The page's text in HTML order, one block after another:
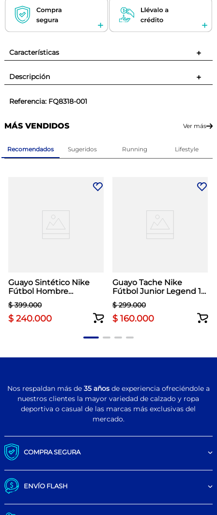
Características +
Descripción +
Referencia: FQ8318-001
MÁS VENDIDOS Ver más
Recomendados Sugeridos Running Lifestyle
Guayo Sintético Nike
Fútbol Hombre
Phantom GX II Verde
$ 399.000
$ 240.000
Guayo Tache Nike
Fútbol Junior Legend 10
Club Verde Neon
$ 299.000
$ 160.000
Nos respaldan más de 35 añosde experiencia ofreciéndole a
nuestros clientes la mayor variedad de calzado y ropa
deportiva o casual de las marcas más exclusivas del
mercado.
COMPRA SEGURA
ENVÍO FLASH